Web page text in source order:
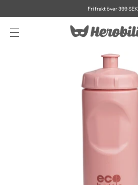
Fri frakt över 399 SEK